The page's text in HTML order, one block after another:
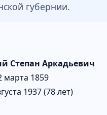
губернии.
Степан Аркадьевич
марта 1859
1937 (78 лет)